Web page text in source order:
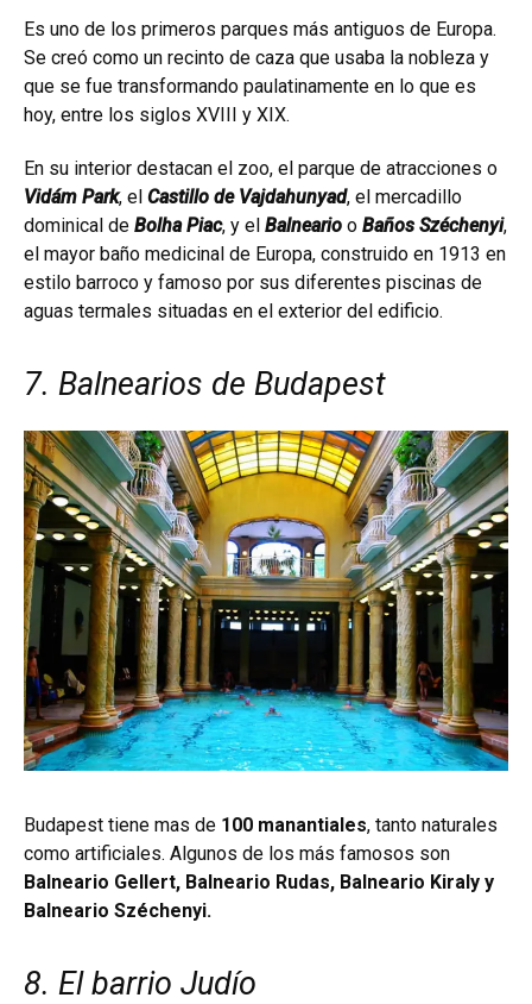
Es uno de los primeros parques más antiguos de Europa.
Se creó como un recinto de caza que usaba la nobleza y
que se fue transformando paulatinamente en lo que es
hoy, entre los siglos XVIII y XIX.
En su interior destacan el zoo, el parque de atracciones o
Vidám Park, el Castillo de Vajdahunyad, el mercadillo
dominical de Bolha Piac, y el Balneario o Baños Széchenyi,
el mayor baño medicinal de Europa, construido en 1913 en
estilo barroco y famoso por sus diferentes piscinas de
aguas termales situadas en el exterior del edificio.
7. Balnearios de Budapest
Budapest tiene mas de 100 manantiales, tanto naturales
como artificiales. Algunos de los más famosos son
Balneario Gellert, Balneario Rudas, Balneario Kiraly y
Balneario Széchenyi.
8. El barrio Judío